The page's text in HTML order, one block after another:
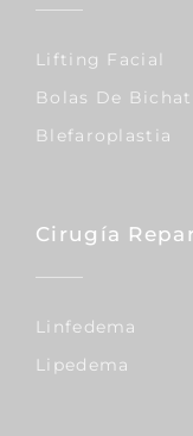
Lifting Facial
Bolas De Bichat
Blefaroplastia
Cirugía
Linfedema
Lipedema